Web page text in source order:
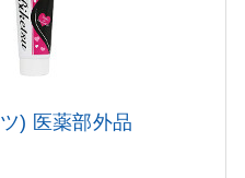
) 医薬部外品